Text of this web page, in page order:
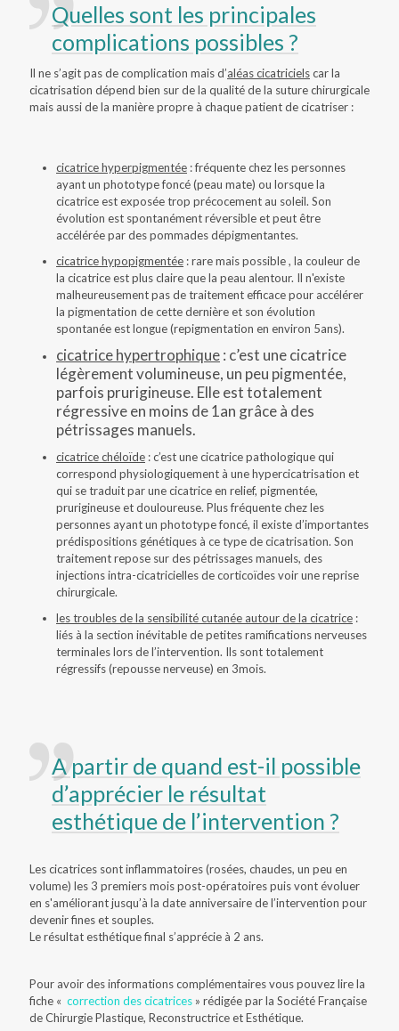
Quelles sont les principales
complications possibles ?
Il ne s’agit pas de complication mais d’aléas cicatricielscar la
cicatrisation dépend bien sur de la qualité de la suture chirurgicale
mais aussi de la manière propre à chaque patient de cicatriser :
cicatrice hyperpigmentée : fréquente chez les personnes
ayant un phototype foncé (peau mate) ou lorsque la
cicatrice est exposée trop précocement au soleil. Son
évolution est spontanément réversible et peut être
accélérée par des pommades dépigmentantes.
cicatrice hypopigmentée : rare mais possible , la couleur de
la cicatrice est plus claire que la peau alentour. Il n'existe
malheureusement pas de traitement efficace pour accélérer
la pigmentation de cette dernière et son évolution
spontanée est longue (repigmentation en environ 5ans).
cicatrice hypertrophique: c’est une cicatrice
légèrement volumineuse, un peu pigmentée,
parfois prurigineuse. Elle est totalement
régressive en moins de 1an grâce à des
pétrissages manuels.
cicatrice chéloïde : c’est une cicatrice pathologique qui
correspond physiologiquement à une hypercicatrisation et
qui se traduit par une cicatrice en relief, pigmentée,
prurigineuse et douloureuse. Plus fréquente chez les
personnes ayant un phototype foncé, il existe d’importantes
prédispositions génétiques à ce type de cicatrisation. Son
traitement repose sur des pétrissages manuels, des
injections intra-cicatricielles de corticoïdes voir une reprise
chirurgicale.
les troubles de la sensibilité cutanée autour de la cicatrice :
liés à la section inévitable de petites ramifications nerveuses
terminales lors de l’intervention. Ils sont totalement
régressifs (repousse nerveuse) en 3mois.
A partir de quand est-il possible
d’apprécier le résultat
esthétique de l’intervention ?
Les cicatrices sont inflammatoires (rosées, chaudes, un peu en
volume) les 3 premiers mois post-opératoires puis vont évoluer
en s'améliorant jusqu’à la date anniversaire de l’intervention pour
devenir fines et souples.
Le résultat esthétique final s’apprécie à 2 ans.
Pour avoir des informations complémentaires vous pouvez lire la
fiche « correction des cicatrices » rédigée par la Société Française
de Chirurgie Plastique, Reconstructrice et Esthétique.